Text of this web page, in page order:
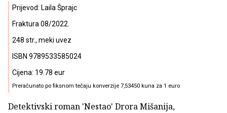
Prijevod: Laila Šprajc
Fraktura 08/2022.
248 str., meki uvez
ISBN 9789533585024
Cijena: 19.78 eur
Preračunato po fiksnom tečaju konverzije 7,53450 kuna za 1 euro
Detektivski roman 'Nestao' Drora Mišanija,